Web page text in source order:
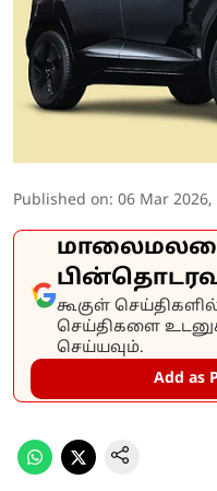
Published on: 06 Mar 2026,
கூகுள்
செய்திகளை
செய்யவும்.
Add as